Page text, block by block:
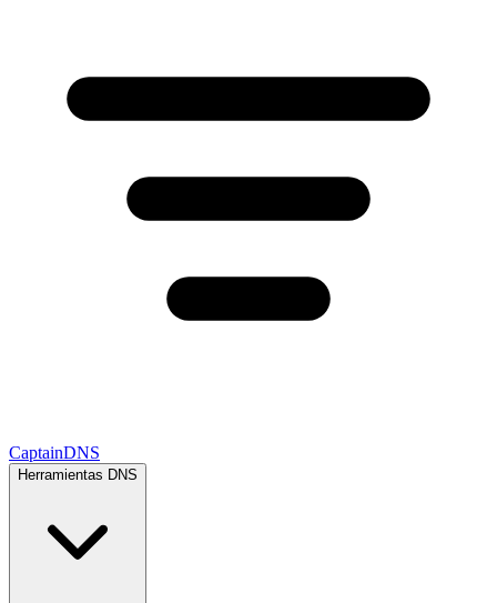
CaptainDNS
Herramientas DNS